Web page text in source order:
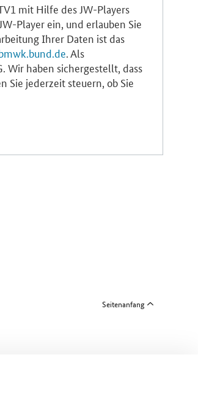
mit Hilfe des JW-Players
Player ein, und erlauben Sie
Ihrer Daten ist das
. Als
Wir haben sichergestellt, dass
jederzeit steuern, ob Sie
Seitenanfang